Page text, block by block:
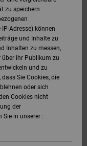
zu speichern
Adresse) können
und Inhalte zu
Inhalten zu messen,
ihr Publikum zu
und zu
Sie Cookies, die
oder sich
Cookies nicht
der
Sie in unserer :